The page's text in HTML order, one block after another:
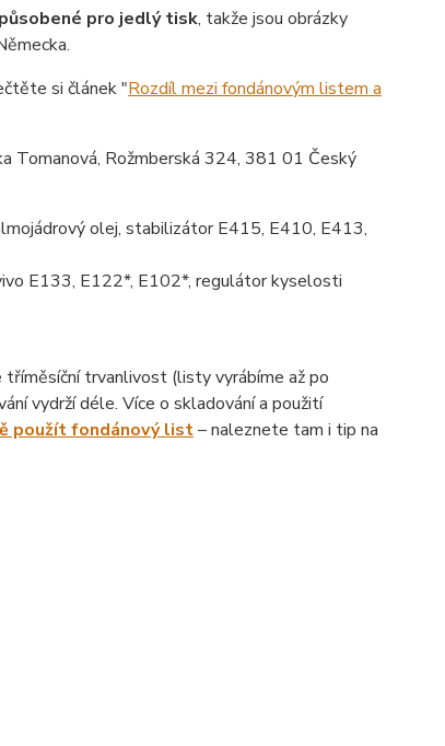
pro jedlý tisk, takže jsou obrázky
si článek "Rozdíl mezi fondánovým listem a
Tomanová, Rožmberská 324, 381 01 Český
olej, stabilizátor E415, E410, E413,
E133, E122*, E102*, regulátor kyselosti
tříměsíční trvanlivost (listy vyrábíme až po
vydrží déle. Více o skladování a použití
použít fondánový list– naleznete tam i tip na